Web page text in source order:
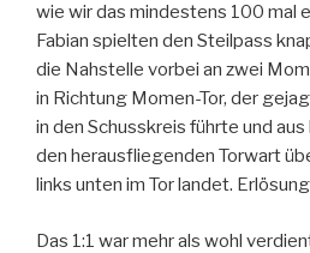
wie wir das mindestens 100 mal
Fabian spielten den Steilpass
die Nahstelle vorbei an zwei
in Richtung Momen-Tor, der
in den Schusskreis führte und
den herausfliegenden Torwart
links unten im Tor landet.
Das 1:1 war mehr als wohl